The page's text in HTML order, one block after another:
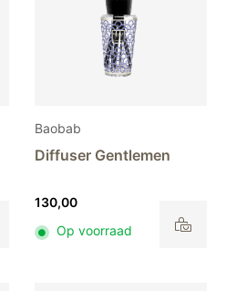
Baobab
Diffuser Gentlemen
130,00
Op voorraad